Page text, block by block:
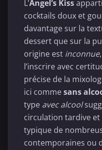
L’Angel’s Kiss
cocktails doux et
davantage sur la
dessert que sur la
origine est inconnue
l’inscrire avec
précise de la
ici commesans
type avec alcool
circulation tardive
typique de
contemporaines ou